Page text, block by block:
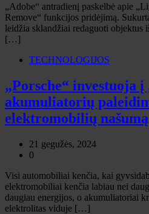
„Adobe“ antradienį paskelbė apie
Remove“ funkcijos pridėjimą.
leidžia sklandžiai redaguoti objektus
[…]
TECHNOLOGIJOS
„Porsche“ investuoja į
akumuliatorių
elektromobilių
21 gegužės, 2024
0
Visi automobiliai kenčia, kai
elektromobiliai kenčia labiau nei
daugiau energijos, o akumuliatoriai
elektrolitas viduje […]